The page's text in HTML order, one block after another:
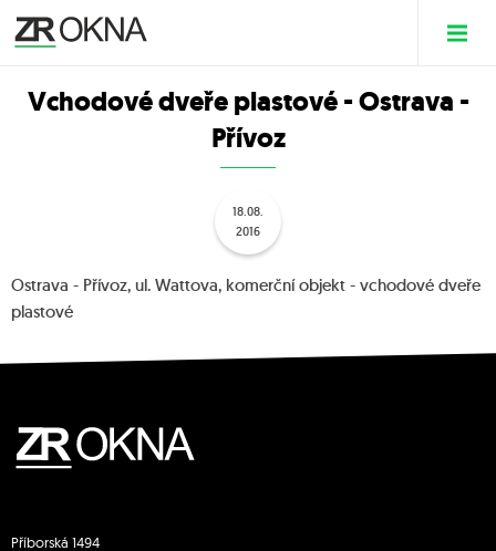
Vchodové dveře plastové - Ostrava -
Přívoz
18.08.
2016
Ostrava - Přívoz, ul. Wattova, komerční objekt - vchodové dveře
plastové
Příborská 1494